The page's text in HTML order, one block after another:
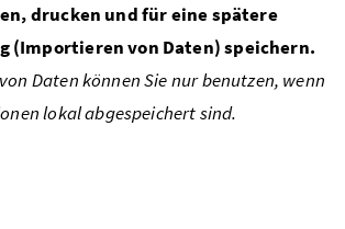
drucken und für eine spätere
(Importieren von Daten) speichern.
Daten können Sie nur benutzen, wenn
lokal abgespeichert sind.